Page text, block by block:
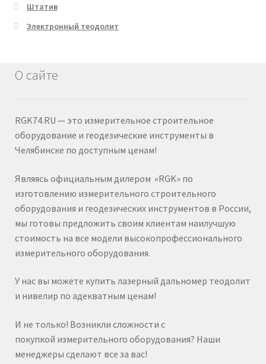
Штатив
Электронный теодолит
О сайте
RGK74.RU — это измерительное строительное
оборудование и геодезические инструменты в
Челябинске по доступным ценам!
Являясь официальным дилером «RGK» по
изготовлению измерительного строительного
оборудования и геодезических инструментов в России,
мы готовы предложить своим клиентам наилучшую
стоимость на все модели высокопрофессионального
измерительного оборудования.
У нас вы можете купить лазерный дальномер теодолит
и нивелир по адекватным ценам!
И не только! Возникли сложности с
покупкой измерительного оборудования? Наши
менеджеры сделают все за вас!